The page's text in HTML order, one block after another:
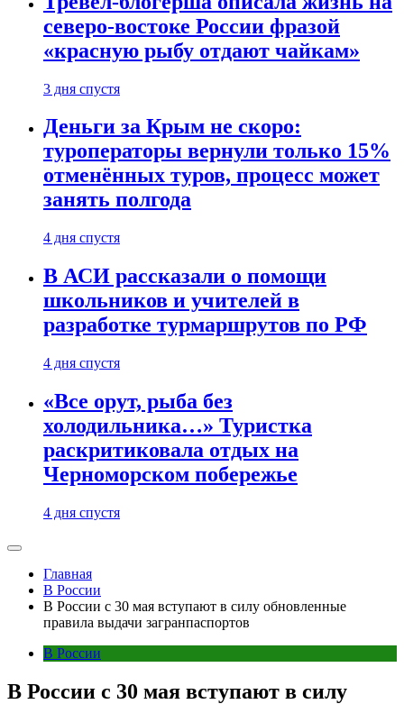
северо-востоке России фразой
«красную рыбу отдают чайкам»
3 дня спустя
Деньги за Крым не скоро:
туроператоры вернули только 15%
отменённых туров, процесс может
занять полгода
4 дня спустя
В АСИ рассказали о помощи
школьников и учителей в
разработке турмаршрутов по РФ
4 дня спустя
«Все орут, рыба без
холодильника…» Туристка
раскритиковала отдых на
Черноморском побережье
4 дня спустя
Главная
В России
В России с 30 мая вступают в силу обновленные
правила выдачи загранпаспортов
В России
В России с 30 мая вступают в силу